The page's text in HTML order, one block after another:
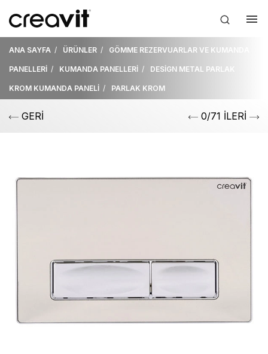
ANA SAYFA ÜRÜNLER GÖMME REZERVUARLAR VE KUMANDA
PANELLERİ KUMANDA PANELLERİ DESİGN METAL PARLAK
KROM KUMANDA PANELİ PARLAK KROM
GERİ 0/71 İLERİ